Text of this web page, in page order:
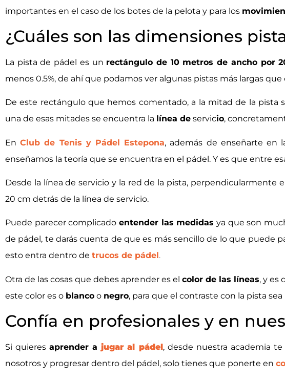
importantes en el caso de los botes de la pelota y para los
¿Cuáles son las dimensiones
La pista de pádel es un rectángulo de 10 metros de ancho por
menos 0.5%, de ahí que podamos ver algunas pistas más largas que
De este rectángulo que hemos comentado, a la mitad de la pista
una de esas mitades se encuentra la línea de servicio,
EnClub de Tenis y Pádel Estepona, además de enseñarte en
enseñamos la teoría que se encuentra en el pádel. Y es que entre
Desde la línea de servicio y la red de la pista, perpendicularmente
20 cm detrás de la línea de servicio.
Puede parecer complicado entender las medidas ya que son
de pádel, te darás cuenta de que es más sencillo de lo que puede
esto entra dentro de trucos de pádel.
Otra de las cosas que debes aprender es el color de las líneas, y es
este color es o blanco o negro, para que el contraste con la pista sea
Confía en profesionales y en
Si quieresaprender ajugar al pádel, desde nuestra academia
nosotros y progresar dentro del pádel, solo tienes que ponerte en